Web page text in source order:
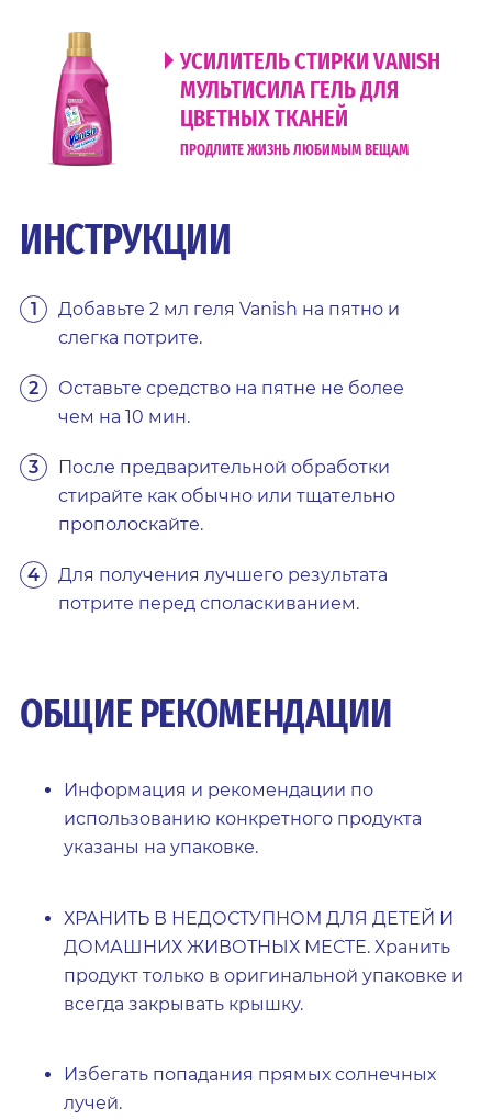
УСИЛИТЕЛЬ СТИРКИ VANISH
МУЛЬТИСИЛА ГЕЛЬ ДЛЯ
ЦВЕТНЫХ ТКАНЕЙ
ПРОДЛИТЕ ЖИЗНЬ ЛЮБИМЫМ ВЕЩАМ
ИНСТРУКЦИИ
Добавьте 2 мл геля Vanish на пятно и
слегка потрите.
Оставьте средство на пятне не более
чем на 10 мин.
После предварительной обработки
стирайте как обычно или тщательно
прополоскайте.
Для получения лучшего результата
потрите перед споласкиванием.
ОБЩИЕ РЕКОМЕНДАЦИИ
Информация и рекомендации по
использованию конкретного продукта
указаны на упаковке.
ХРАНИТЬ В НЕДОСТУПНОМ ДЛЯ ДЕТЕЙ И
ДОМАШНИХ ЖИВОТНЫХ МЕСТЕ. Хранить
продукт только в оригинальной упаковке и
всегда закрывать крышку.
Избегать попадания прямых солнечных
лучей.